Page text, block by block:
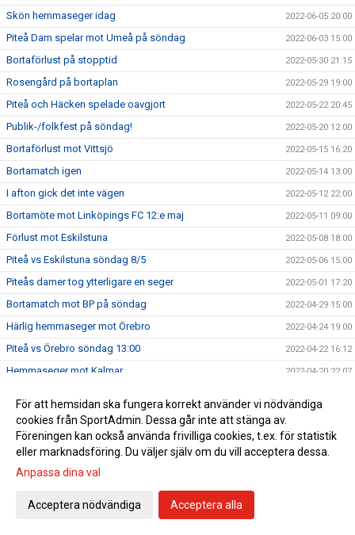
Skön hemmaseger idag 2022-06-05 20:00
Piteå Dam spelar mot Umeå på söndag 2022-06-03 15:00
Bortaförlust på stopptid 2022-05-30 21:15
Rosengård på bortaplan 2022-05-29 19:00
Piteå och Häcken spelade oavgjort 2022-05-22 20:45
Publik-/folkfest på söndag! 2022-05-20 12:00
Bortaförlust mot Vittsjö 2022-05-15 16:20
Bortamatch igen 2022-05-14 13:00
I afton gick det inte vägen 2022-05-12 22:00
Bortamöte mot Linköpings FC 12:e maj 2022-05-11 09:00
Förlust mot Eskilstuna 2022-05-08 18:00
Piteå vs Eskilstuna söndag 8/5 2022-05-06 15:00
Piteås damer tog ytterligare en seger 2022-05-01 17:20
Bortamatch mot BP på söndag 2022-04-29 15:00
Härlig hemmaseger mot Örebro 2022-04-24 19:00
Piteå vs Örebro söndag 13:00 2022-04-22 16:12
Hemmaseger mot Kalmar 2022-04-20 22:07
Idag räckte vi inte till
Hammarby - Piteå Dam 2022-04-15 15:00
Oavgjort i hemmapremiären
Första hemmamatchen på söndag
Hana Kerner ansluter till Piteå IF DFF
För att hemsidan ska fungera korrekt använder vi nödvändiga
cookies från SportAdmin. Dessa går inte att stänga av.
Föreningen kan också använda frivilliga cookies, t.ex. för statistik
eller marknadsföring. Du väljer själv om du vill acceptera dessa.
Anpassa dina val
Acceptera nödvändiga Acceptera alla